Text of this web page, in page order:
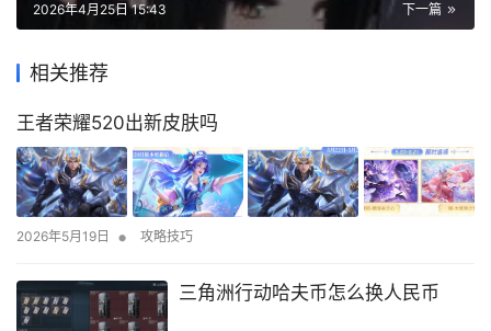
下一篇
2026年4月25日 15:43
相关推荐
王者荣耀520出新皮肤吗
2026年5月19日 • 攻略技巧
三角洲行动哈夫币怎么换人民币